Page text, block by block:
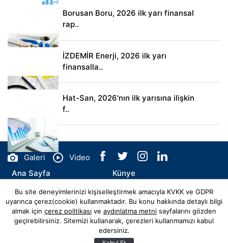
Borusan Boru, 2026 ilk yarı finansal
rap..
İZDEMİR Enerji, 2026 ilk yarı
finansalla..
Hat-San, 2026'nın ilk yarısına ilişkin
f..
Galeri
Video
Ana Sayfa
Künye
İletişim
© Copyright 2026 flyhaber.com.tr Tüm Hakları Saklıdır.
Hibya Haber Ajansı
Bu site deneyimlerinizi kişiselleştirmek amacıyla KVKK ve GDPR
uyarınca çerez(cookie) kullanmaktadır. Bu konu hakkında detaylı bilgi
almak için çerez politikası ve aydınlatma metni sayfalarını gözden
geçirebilirsiniz. Sitemizi kullanarak, çerezleri kullanmamızı kabul
edersiniz.